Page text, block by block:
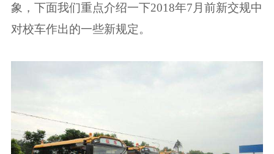
象，下面我们重点介绍一下2018年7月前新交规中
对校车作出的一些新规定。